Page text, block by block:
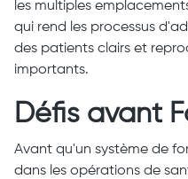
les multiples
qui rend les processus
des patients clairs et
importants.
Défis avant
Avant qu'un système de
dans les opérations de